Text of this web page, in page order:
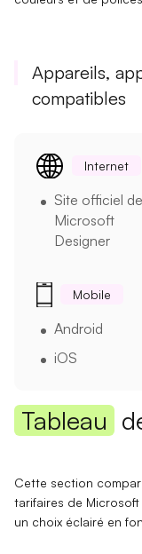
Appareils,
compatibles
Internet
Site officiel de
Microsoft
Designer
Mobile
Android
iOS
Tableau
Cette section
tarifaires de
un choix éclairé en